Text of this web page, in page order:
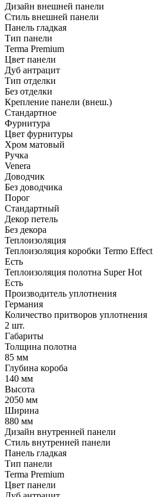
Дизайн внешней панели
Стиль внешней панели
Панель гладкая
Тип панели
Terma Premium
Цвет панели
Дуб антрацит
Тип отделки
Без отделки
Крепление панели (внеш.)
Стандартное
Фурнитура
Цвет фурнитуры
Хром матовый
Ручка
Venera
Доводчик
Без доводчика
Порог
Стандартный
Декор петель
Без декора
Теплоизоляция
Теплоизоляция коробки Termo Effect
Есть
Теплоизоляция полотна Super Нot
Есть
Производитель уплотнения
Германия
Количество притворов уплотнения
2 шт.
Габариты
Толщина полотна
85 мм
Глубина короба
140 мм
Высота
2050 мм
Ширина
880 мм
Дизайн внутренней панели
Стиль внутренней панели
Панель гладкая
Тип панели
Terma Premium
Цвет панели